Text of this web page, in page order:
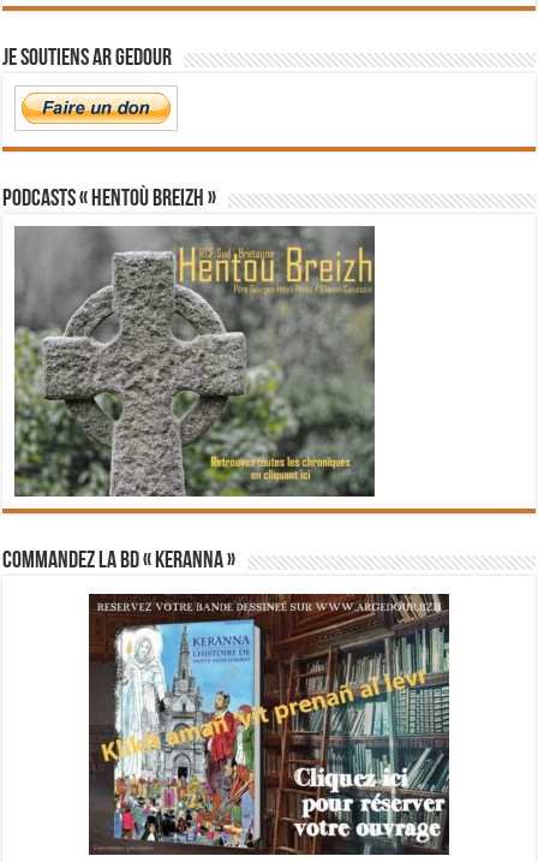
Je soutiens Ar Gedour
PODCASTS « Hentoù Breizh »
Commandez la BD « Keranna »